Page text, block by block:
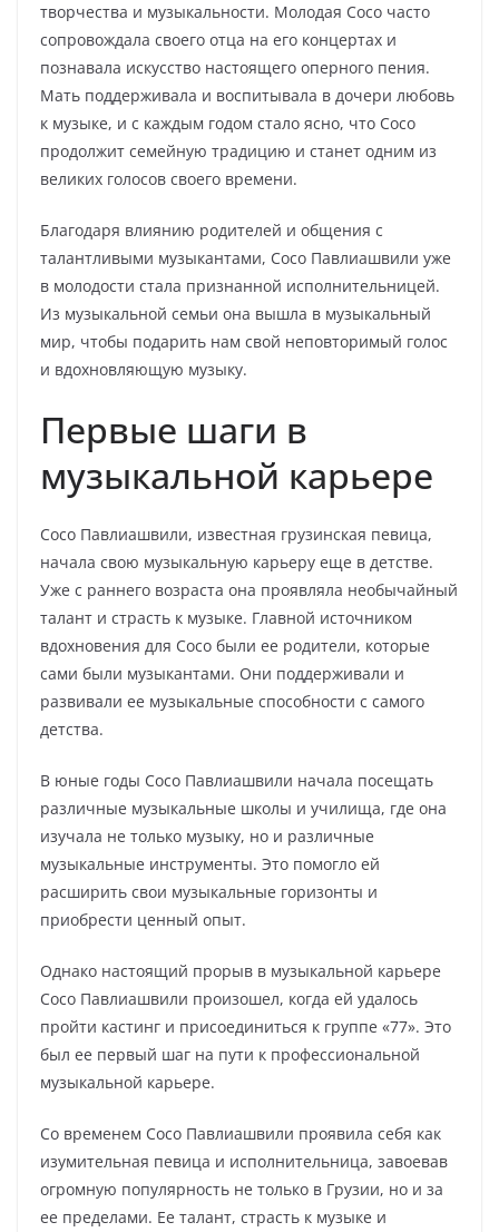
творчества и музыкальности. Молодая Сосо часто
сопровождала своего отца на его концертах и
познавала искусство настоящего оперного пения.
Мать поддерживала и воспитывала в дочери любовь
к музыке, и с каждым годом стало ясно, что Сосо
продолжит семейную традицию и станет одним из
великих голосов своего времени.
Благодаря влиянию родителей и общения с
талантливыми музыкантами, Сосо Павлиашвили уже
в молодости стала признанной исполнительницей.
Из музыкальной семьи она вышла в музыкальный
мир, чтобы подарить нам свой неповторимый голос
и вдохновляющую музыку.
Первые шаги в
музыкальной карьере
Сосо Павлиашвили, известная грузинская певица,
начала свою музыкальную карьеру еще в детстве.
Уже с раннего возраста она проявляла необычайный
талант и страсть к музыке. Главной источником
вдохновения для Сосо были ее родители, которые
сами были музыкантами. Они поддерживали и
развивали ее музыкальные способности с самого
детства.
В юные годы Сосо Павлиашвили начала посещать
различные музыкальные школы и училища, где она
изучала не только музыку, но и различные
музыкальные инструменты. Это помогло ей
расширить свои музыкальные горизонты и
приобрести ценный опыт.
Однако настоящий прорыв в музыкальной карьере
Сосо Павлиашвили произошел, когда ей удалось
пройти кастинг и присоединиться к группе «77». Это
был ее первый шаг на пути к профессиональной
музыкальной карьере.
Со временем Сосо Павлиашвили проявила себя как
изумительная певица и исполнительница, завоевав
огромную популярность не только в Грузии, но и за
ее пределами. Ее талант, страсть к музыке и